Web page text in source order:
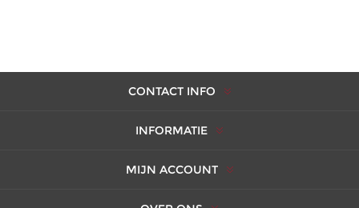
CONTACT INFO
INFORMATIE
MIJN ACCOUNT